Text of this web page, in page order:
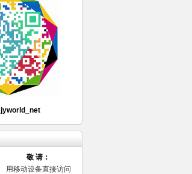
jyworld_net
敬 请：
用移动设备直接访问